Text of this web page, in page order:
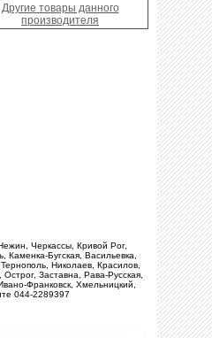
Другие товары данного
производителя
Черкассы, Кривой Рог,
Бугская, Васильевка,
Николаев, Красилов,
Заставна, Рава-Русская,
Франковск, Хмельницкий,
044-2289397